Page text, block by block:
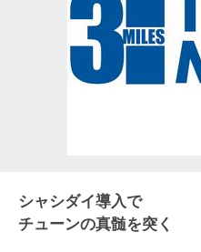
シャシダイ導入で
チューンの真髄を突く